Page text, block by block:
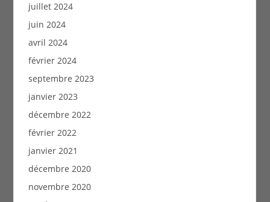
juillet 2024
juin 2024
avril 2024
février 2024
septembre 2023
janvier 2023
décembre 2022
février 2022
janvier 2021
décembre 2020
novembre 2020